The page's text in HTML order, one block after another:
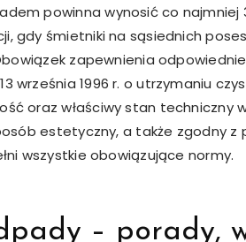
powinna wynosić co najmniej
gdy śmietniki na sąsiednich
zapewnienia
września 1996 r. o utrzymaniu
oraz właściwy stan techniczny
estetyczny, a także zgodny
wszystkie obowiązujące normy.
– porady,